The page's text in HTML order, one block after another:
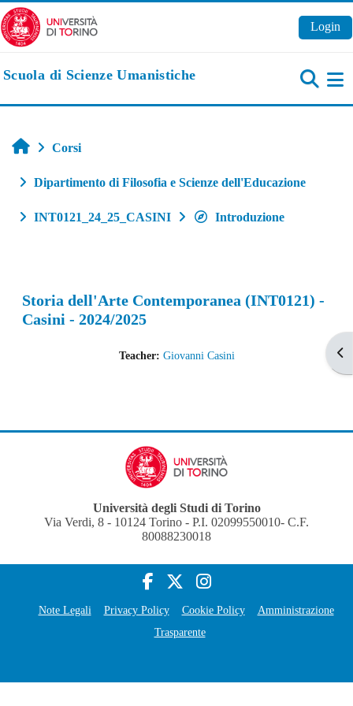
Vai al contenuto principale
Login
Scuola di Scienze Umanistiche
Home
Corsi
Dipartimento di Filosofia e Scienze dell'Educazione
INT0121_24_25_CASINI Introduzione
Storia dell'Arte Contemporanea (INT0121) -
Casini - 2024/2025
Teacher: Giovanni Casini
Università degli Studi di Torino
Via Verdi, 8 - 10124 Torino - P.I. 02099550010- C.F.
80088230018
Note Legali Privacy Policy Cookie Policy
Amministrazione
Trasparente